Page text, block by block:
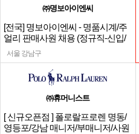
㈜명보아이엔씨
[전국] 명보아이엔씨 - 명품시계/주
얼리 판매사원 채용 (정규직-신입/
경력)
서울 강남구
㈜휴머니스트
[ 신규오픈점 ] 폴로랄프로렌 명동/
영등포/강남 매니저/부매니저/사원